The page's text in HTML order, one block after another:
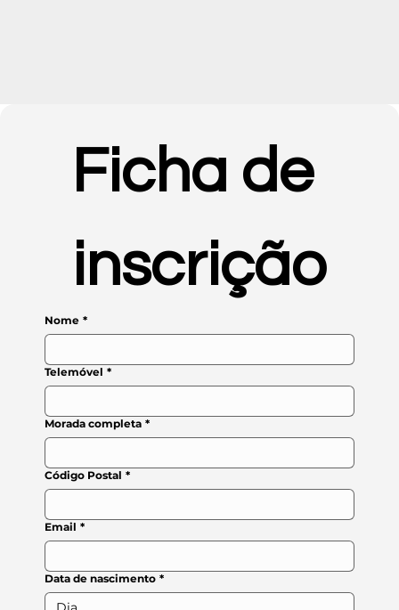
Ficha de
inscrição
Nome *
Telemóvel *
Morada completa *
Código Postal *
Email *
Data de nascimento *